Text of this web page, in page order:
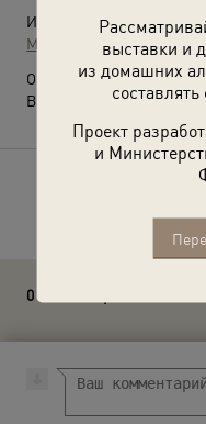
выставки и
из домашних
Проект
и
Источники:
МАММ / МДФ
О фотографии:
Выставка
«Девушки
0 комментариев